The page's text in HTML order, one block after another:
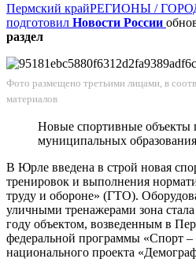
Пермский крайРЕГИОНЫ /
подготовил Новости России
раздел
Фото размещено третьими лицами, в
материалов
Новые спортивные объекты
муниципальных
В Юрле введена в строй новая
тренировок и выполнения
труду и обороне» (ГТО).
уличными тренажерами зона
году объектом, возведенным в
федеральной программы «Спорт
национального проекта